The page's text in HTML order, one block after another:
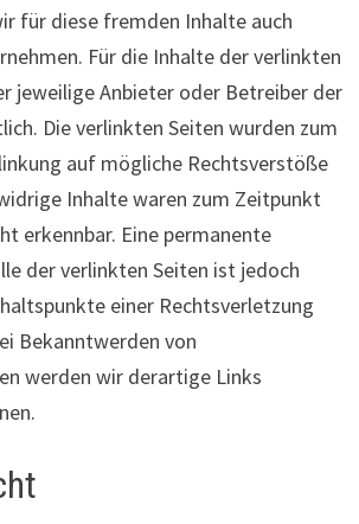
für diese fremden Inhalte auch
Für die Inhalte der verlinkten
jeweilige Anbieter oder Betreiber der
Die verlinkten Seiten wurden zum
auf mögliche Rechtsverstöße
Inhalte waren zum Zeitpunkt
erkennbar. Eine permanente
der verlinkten Seiten ist jedoch
einer Rechtsverletzung
Bekanntwerden von
werden wir derartige Links